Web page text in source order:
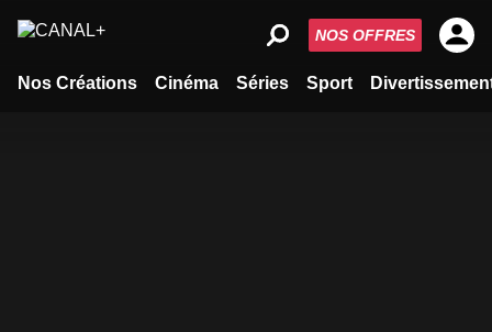
Nos Créations Cinéma Séries Sport
NOS OFFRES